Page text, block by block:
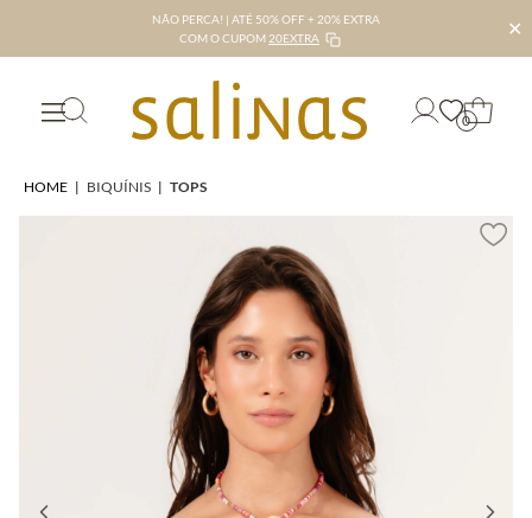
NÃO PERCA! | ATÉ 50% OFF + 20% EXTRA
COM O CUPOM 20EXTRA ✕
0
HOME | BIQUÍNIS | TOPS